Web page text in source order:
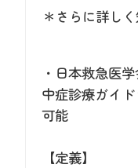
＊さらに詳し
・日本救急医
中症診療ガイ
可能
【定義】